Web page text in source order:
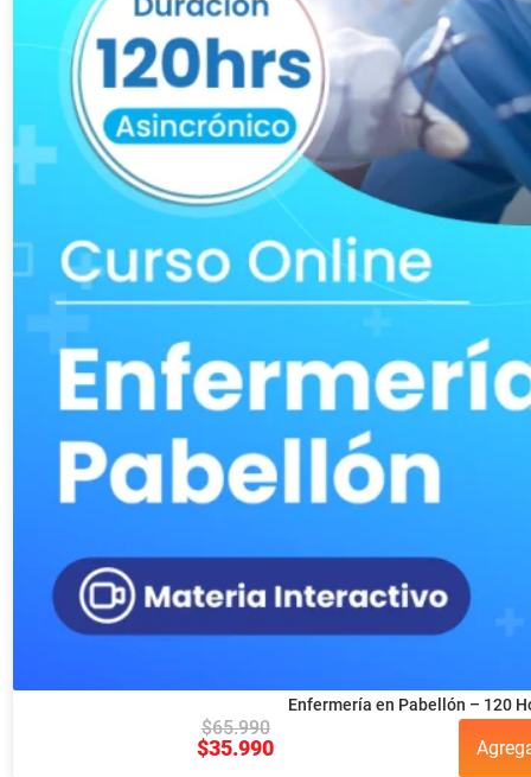
Enfermería en Pabellón – 120
$65.990
$35.990